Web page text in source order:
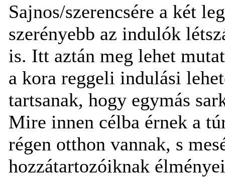
Sajnos/szerencsére a két
szerényebb az indulók
is. Itt aztán meg lehet
a kora reggeli indulási
tartsanak, hogy egymás
Mire innen célba érnek a
régen otthon vannak, s
hozzátartozóiknak